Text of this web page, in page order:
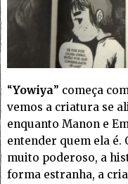
“Yowiya” começa
vemos a criatura se
enquanto Manon e
entender quem ela é.
muito poderoso, a
forma estranha, a